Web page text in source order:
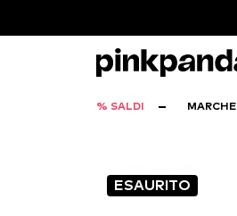
% SALDI MARCHE
ESAURITO